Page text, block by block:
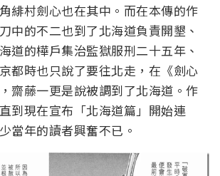
緋村劍心也在其中。而在本傳的作
中的不二也到了北海道負責開墾、
道的樺戶集治監獄服刑二十五年、
都時也只說了要往北走，在《劍心
齋藤一更是說被調到了北海道。作
到現在宣布「北海道篇」開始連
當年的讀者興奮不已。